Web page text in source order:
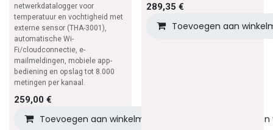
netwerkdatalogger voor
temperatuur en vochtigheid met
externe sensor (THA-3001),
automatische Wi-
Fi/cloudconnectie, e-
mailmeldingen, mobiele app-
bediening en opslag tot 8.000
metingen per kanaal.
259,00 €
Toevoegen aan winkelmandje Toevoegen
289,35 €
Toevoegen aan